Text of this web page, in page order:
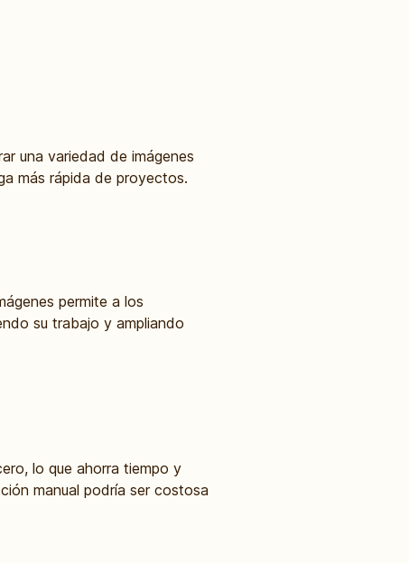
una variedad de imágenes
más rápida de proyectos.
permite a los
su trabajo y ampliando
lo que ahorra tiempo y
manual podría ser costosa